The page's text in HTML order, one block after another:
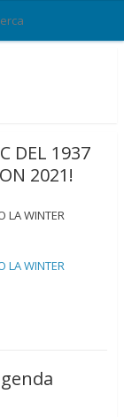
DEL 1937
2021!
LA WINTER
LA WINTER